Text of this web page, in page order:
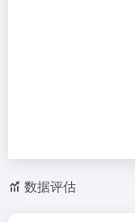
数据评估